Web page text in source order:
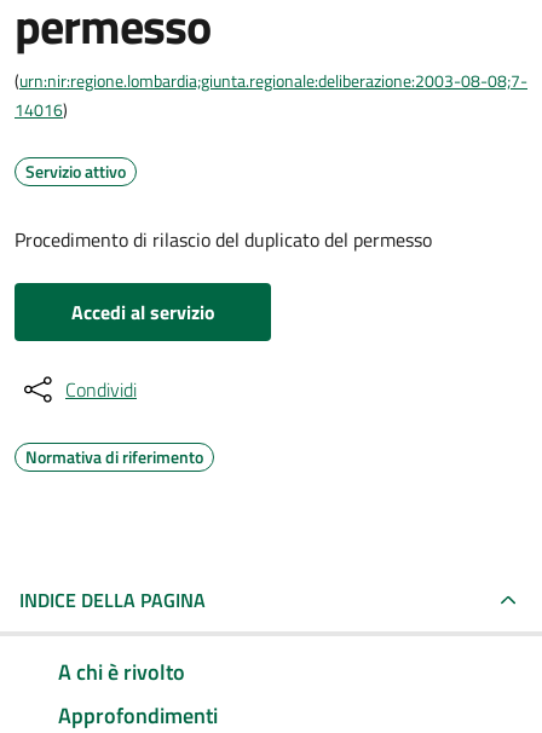
permesso
(urn:nir:regione.lombardia;giunta.regionale:deliberazione:2003-08-08;7-
14016)
Servizio attivo
Procedimento di rilascio del duplicato del permesso
Accedi al servizio
Condividi
Normativa di riferimento
INDICE DELLA PAGINA
A chi è rivolto
Approfondimenti